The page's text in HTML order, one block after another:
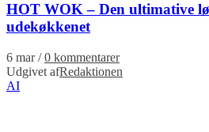
HOT WOK – Den ultimative
udekøkkenet
6 mar / 0 kommentarer
Udgivet afRedaktionen
AI